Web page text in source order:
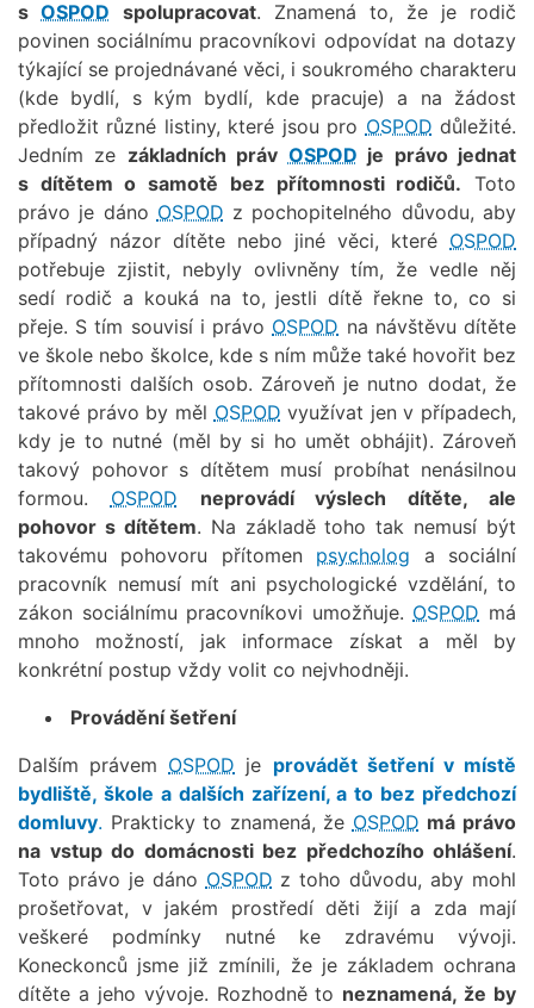
s OSPOD spolupracovat. Znamená to, že je rodič
povinen sociálnímu pracovníkovi odpovídat na dotazy
týkající se projednávané věci, i soukromého charakteru
(kde bydlí, s kým bydlí, kde pracuje) a na žádost
předložit různé listiny, které jsou pro OSPOD důležité.
Jedním ze základních práv OSPOD je právo jednat
s dítětem o samotě bez přítomnosti rodičů. Toto
právo je dáno OSPOD z pochopitelného důvodu, aby
případný názor dítěte nebo jiné věci, které OSPOD
potřebuje zjistit, nebyly ovlivněny tím, že vedle něj
sedí rodič a kouká na to, jestli dítě řekne to, co si
přeje. S tím souvisí i právo OSPOD na návštěvu dítěte
ve škole nebo školce, kde s ním může také hovořit bez
přítomnosti dalších osob. Zároveň je nutno dodat, že
takové právo by měl OSPOD využívat jen v případech,
kdy je to nutné (měl by si ho umět obhájit). Zároveň
takový pohovor s dítětem musí probíhat nenásilnou
formou. OSPOD
neprovádí výslech dítěte, ale
pohovor s dítětem. Na základě toho tak nemusí být
takovému pohovoru přítomen psycholog a sociální
pracovník nemusí mít ani psychologické vzdělání, to
zákon sociálnímu pracovníkovi umožňuje. OSPOD má
mnoho možností, jak informace získat a měl by
konkrétní postup vždy volit co nejvhodněji.
Provádění šetření
Dalším právem OSPOD je provádět šetření v místě
bydliště, škole a dalších zařízení, a to bez předchozí
domluvy. Prakticky to znamená, že OSPOD má právo
na vstup do domácnosti bez předchozího ohlášení.
Toto právo je dáno OSPOD z toho důvodu, aby mohl
prošetřovat, v jakém prostředí děti žijí a zda mají
veškeré podmínky nutné ke zdravému vývoji.
Koneckonců jsme již zmínili, že je základem ochrana
dítěte a jeho vývoje. Rozhodně to neznamená, že by